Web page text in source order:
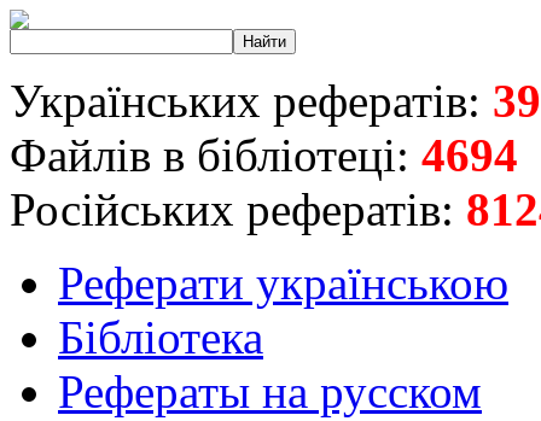
Українських рефератів:
Файлів в бібліотеці: 4694
Російських рефератів:
Реферати українською
Бібліотека
Рефераты на русском